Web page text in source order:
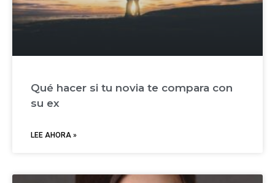
Qué hacer si tu novia te compara con
su ex
LEE AHORA »